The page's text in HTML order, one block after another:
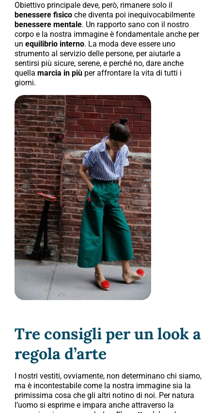
Obiettivo principale deve, però, rimanere solo il
benessere fisico che diventa poi inequivocabilmente
benessere mentale. Un rapporto sano con il nostro
corpo e la nostra immagine è fondamentale anche per
un equilibrio interno. La moda deve essere uno
strumento al servizio delle persone, per aiutarle a
sentirsi più sicure, serene, e perché no, dare anche
quella marcia in più per affrontare la vita di tutti i
giorni.
Tre consigli per un look a
regola d’arte
I nostri vestiti, ovviamente, non determinano chi siamo,
ma è incontestabile come la nostra immagine sia la
primissima cosa che gli altri notino di noi. Per natura
l’uomo si esprime e impara anche attraverso la